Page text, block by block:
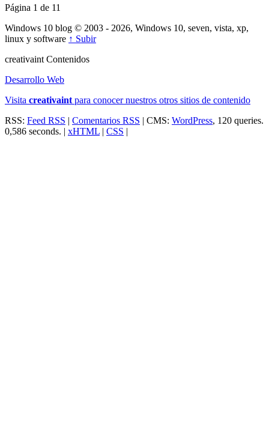
Página 1 de 11
Windows 10 blog © 2003 - 2026, Windows 10, seven, vista, xp,
linux y software ↑ Subir
creativaint Contenidos
Desarrollo Web
Visita creativaint para conocer nuestros otros sitios de contenido
RSS: Feed RSS | Comentarios RSS | CMS: WordPress, 120 queries.
0,586 seconds. | xHTML | CSS |